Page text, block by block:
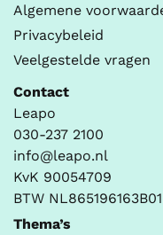
Algemene
Privacybeleid
Veelgestelde vragen
Contact
Leapo
030-237 2100
info@leapo.nl
KvK 90054709
BTW NL865196163B01
Thema’s